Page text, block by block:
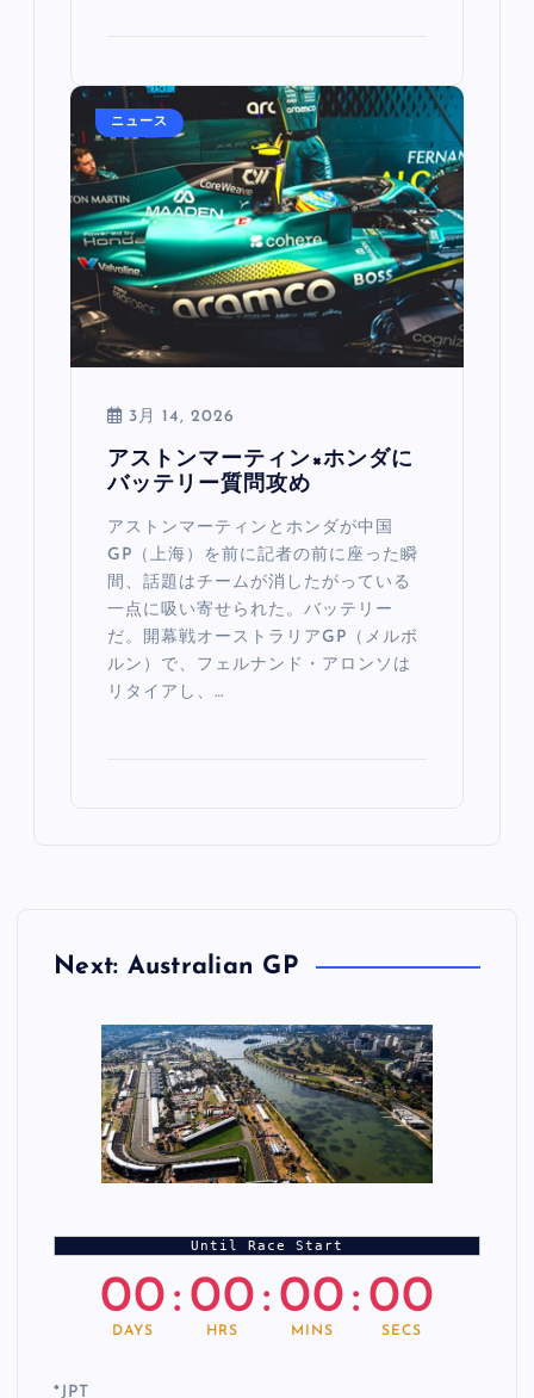
ニュース
3月 14, 2026
アストンマーティン×ホンダに
バッテリー質問攻め
アストンマーティンとホンダが中国
GP（上海）を前に記者の前に座った瞬
間、話題はチームが消したがっている
一点に吸い寄せられた。バッテリー
だ。開幕戦オーストラリアGP（メルボ
ルン）で、フェルナンド・アロンソは
リタイアし、…
Next: Australian GP
Until Race Start
00
DAYS
: 00
HRS
: 00
MINS
: 00
SECS
*JPT